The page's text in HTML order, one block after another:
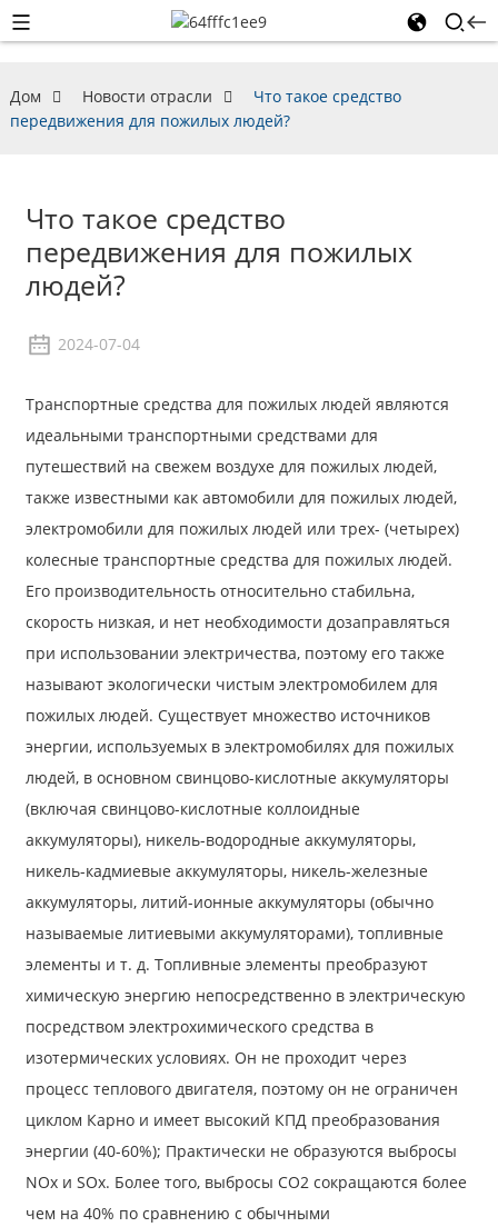
Дом Новости отрасли
Что такое средство
передвижения для пожилых людей?
Что такое средство
передвижения для пожилых
людей?
2024-07-04
Транспортные средства для пожилых людей являются
идеальными транспортными средствами для
путешествий на свежем воздухе для пожилых людей,
также известными как автомобили для пожилых людей,
электромобили для пожилых людей или трех- (четырех)
колесные транспортные средства для пожилых людей.
Его производительность относительно стабильна,
скорость низкая, и нет необходимости дозаправляться
при использовании электричества, поэтому его также
называют экологически чистым электромобилем для
пожилых людей. Существует множество источников
энергии, используемых в электромобилях для пожилых
людей, в основном свинцово-кислотные аккумуляторы
(включая свинцово-кислотные коллоидные
аккумуляторы), никель-водородные аккумуляторы,
никель-кадмиевые аккумуляторы, никель-железные
аккумуляторы, литий-ионные аккумуляторы (обычно
называемые литиевыми аккумуляторами), топливные
элементы и т. д. Топливные элементы преобразуют
химическую энергию непосредственно в электрическую
посредством электрохимического средства в
изотермических условиях. Он не проходит через
процесс теплового двигателя, поэтому он не ограничен
циклом Карно и имеет высокий КПД преобразования
энергии (40-60%); Практически не образуются выбросы
NOx и SOx. Более того, выбросы CO2 сокращаются более
чем на 40% по сравнению с обычными